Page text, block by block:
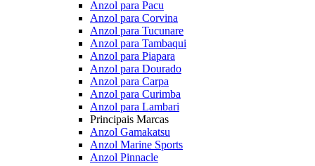
Anzol para Pacu
Anzol para Corvina
Anzol para Tucunare
Anzol para Tambaqui
Anzol para Piapara
Anzol para Dourado
Anzol para Carpa
Anzol para Curimba
Anzol para Lambari
Principais Marcas
Anzol Gamakatsu
Anzol Marine Sports
Anzol Pinnacle